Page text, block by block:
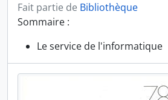
Fait partie de Bibliothèque
Sommaire :
Le service de l'informatique